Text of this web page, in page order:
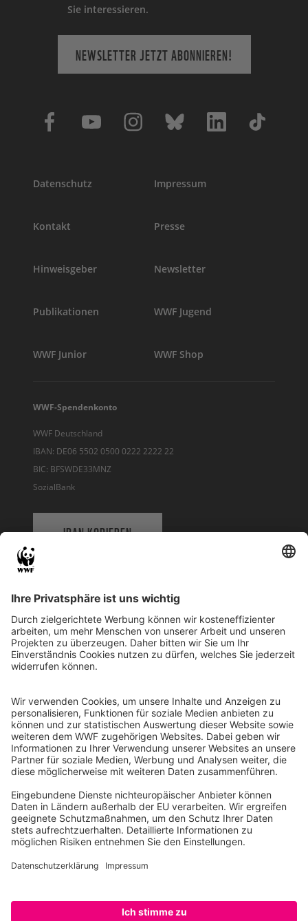
Sie interessieren.
NEWSLETTER JETZT ABONNIEREN!
Datenschutz Impressum
Kontakt Presse
Hinweisgeber Newsletter
Publikationen WWF Jugend
WWF Junior WWF Shop
WWF-Spendenkonto
WWF Deutschland
IBAN: DE06 5502 0500 0222 2222 22
BIC: BFSWDE33MNZ
SozialBank
IBAN KOPIEREN
WWF Deutschland
Reinhardtstr. 18
10117 Berlin
Ihre Spende kann steuerlich geltend gemacht werden
Registriert als Stiftung WWF Deutschland, Senatsverwaltung für
Justiz Berlin, Az: 3416/976/2
Umsatzsteuer-Identifikationsnummer: DE 114236103
Freistellungsbescheid: Als gemeinnützige Körperschaft befreit
von der Körperschaftssteuer gem. §5 I 9 KStg. unter der
Steuernummer 27/641/09321